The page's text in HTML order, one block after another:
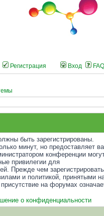
Регистрация Вход FAQ
быть зарегистрированы.
минут, но предоставляет
конференции
привилегии для
Прежде чем
и политикой, принятыми
на форумах
о конфиденциальности